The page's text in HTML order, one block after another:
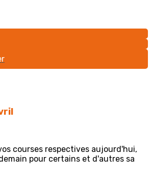
courses respectives aujourd'hui,
pour certains et d'autres sa